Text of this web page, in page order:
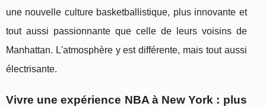
une nouvelle culture basketballistique, plus innovante et
tout aussi passionnante que celle de leurs voisins de
Manhattan. L'atmosphère y est différente, mais tout aussi
électrisante.
Vivre une expérience NBA à New York : plus